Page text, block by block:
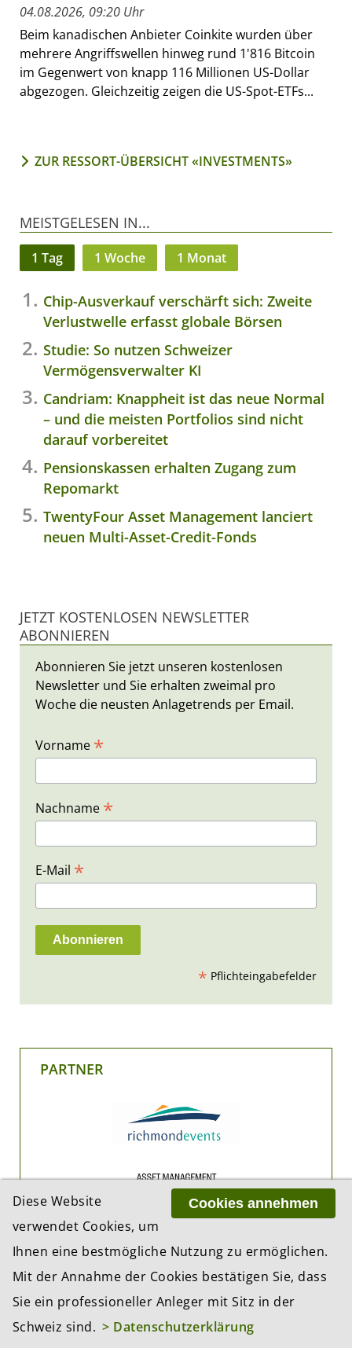
04.08.2026, 09:20 Uhr
Beim kanadischen Anbieter Coinkite wurden über
mehrere Angriffswellen hinweg rund 1'816 Bitcoin
im Gegenwert von knapp 116 Millionen US-Dollar
abgezogen. Gleichzeitig zeigen die US-Spot-ETFs...
ZUR RESSORT-ÜBERSICHT «INVESTMENTS»
MEISTGELESEN IN...
1 Tag 1 Woche 1 Monat
Chip-Ausverkauf verschärft sich: Zweite
Verlustwelle erfasst globale Börsen
Studie: So nutzen Schweizer
Vermögensverwalter KI
Candriam: Knappheit ist das neue Normal
– und die meisten Portfolios sind nicht
darauf vorbereitet
Pensionskassen erhalten Zugang zum
Repomarkt
TwentyFour Asset Management lanciert
neuen Multi-Asset-Credit-Fonds
JETZT KOSTENLOSEN NEWSLETTER
ABONNIEREN
Abonnieren Sie jetzt unseren kostenlosen
Newsletter und Sie erhalten zweimal pro
Woche die neusten Anlagetrends per Email.
Vorname *
Nachname *
E-Mail *
* Pflichteingabefelder
PARTNER
Cookies annehmen
Diese Website
verwendet Cookies, um
Ihnen eine bestmögliche Nutzung zu ermöglichen.
Mit der Annahme der Cookies bestätigen Sie, dass
Sie ein professioneller Anleger mit Sitz in der
Schweiz sind. > Datenschutzerklärung